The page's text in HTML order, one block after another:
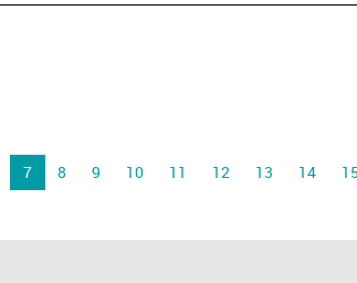
7 8 9 10 11 12 13 14 15